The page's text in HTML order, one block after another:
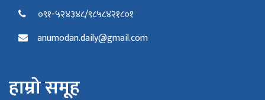
०९१-५२४३४८/९८५८४२१८०१
anumodan.daily@gmail.com
हाम्रो समूह